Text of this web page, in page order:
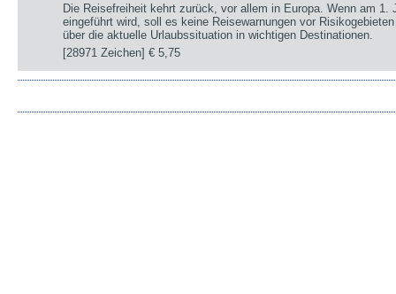
Die Reisefreiheit kehrt zurück, vor allem in Europa. Wenn am 1.
eingeführt wird, soll es keine Reisewarnungen vor
über die aktuelle Urlaubssituation in wichtigen Destinationen.
[28971 Zeichen]€ 5,75